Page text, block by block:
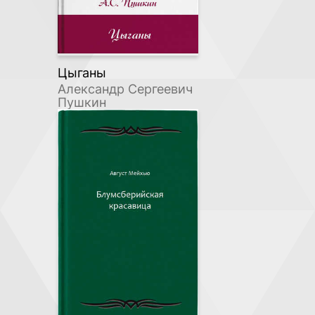
Цыганы
Александр Сергеевич
Пушкин